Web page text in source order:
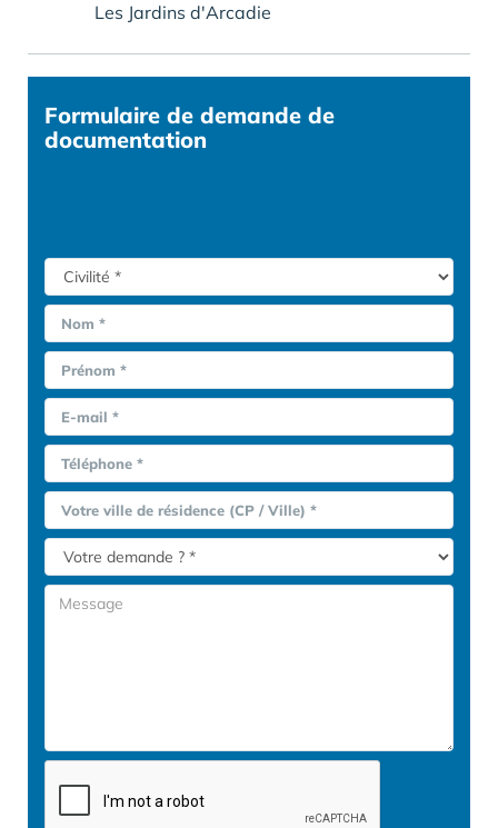
Les Jardins d'Arcadie
Formulaire de demande de
documentation
Nom *
Prénom *
E-mail *
Téléphone *
Votre ville de résidence (CP / Ville) *